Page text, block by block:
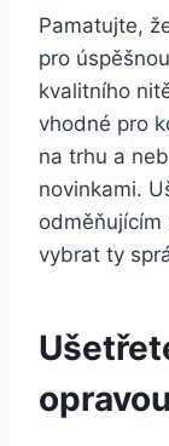
Pamatujte,
pro
kvalitního
vhodné pro
na trhu a
novinkami.
vybrat ty